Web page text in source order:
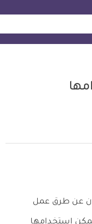
عن طرق عمل
استخدامها